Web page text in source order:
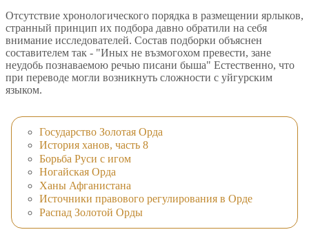
Отсутствие хронологического порядка в размещении ярлыков,
странный принцип их подбора давно обратили на себя
внимание исследователей. Состав подборки объяснен
составителем так - "Иных не възмогохом превести, зане
неудобь познаваемою речью писани быша" Естественно, что
при переводе могли возникнуть сложности с уйгурским
языком.
Государство Золотая Орда
История ханов, часть 8
Борьба Руси с игом
Ногайская Орда
Ханы Афганистана
Источники правового регулирования в Орде
Распад Золотой Орды